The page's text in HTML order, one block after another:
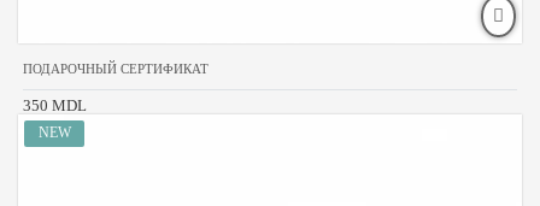
ПОДАРОЧНЫЙ СЕРТИФИКАТ
350 MDL